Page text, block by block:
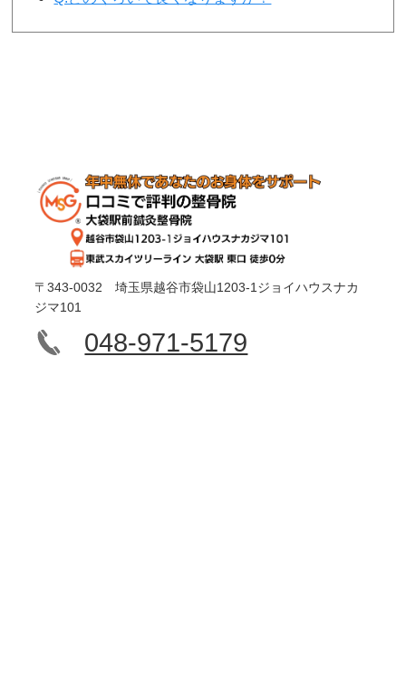
〒343-0032 埼玉県越谷市袋山1203-1ジョイハウスナカ
ジマ101
048-971-5179